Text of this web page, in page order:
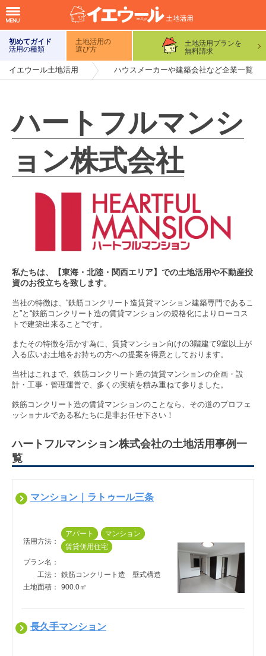
初めてガイド
活用の種類
土地活用の
選び方
土地活用プランを
無料請求
イエウール土地活用 ハウスメーカーや建築会社など企業一覧
ハートフルマンシ
ョン株式会社
私たちは、【東海・北陸・関西エリア】での土地活用や不動産投
資のお役立ちを致します。
当社の特徴は、“鉄筋コンクリート造賃貸マンション建築専門であるこ
と”と“鉄筋コンクリート造の賃貸マンションの規格化によりローコス
トで建築出来ること”です。
またその特徴を活かす為に、賃貸マンション向けの3階建て9室以上が
入る広いお土地をお持ちの方への提案を得意としております。
当社はこれまで、鉄筋コンクリート造の賃貸マンションの企画・設
計・工事・管理運営で、多くの実績を積み重ねて参りました。
鉄筋コンクリート造の賃貸マンションのことなら、その道のプロフェ
ハートフルマンション株式会社の土地活用事例一
覧
マンション｜ラトゥール三条
活用方法：
アパート
マンション
賃貸併用住宅
プラン名：
工法：
鉄筋コンクリート造　壁式構造
土地面積：
900.0㎡
長久手マンション